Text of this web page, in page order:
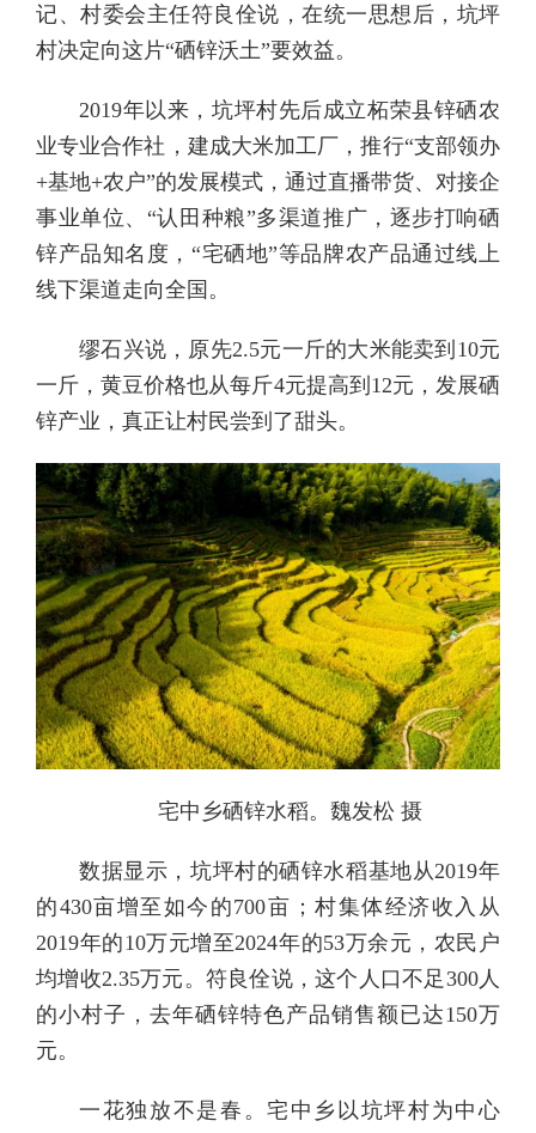
记、村委会主任符良佺说，在统一思想后，坑坪
村决定向这片“硒锌沃土”要效益。
2019年以来，坑坪村先后成立柘荣县锌硒农
业专业合作社，建成大米加工厂，推行“支部领办
+基地+农户”的发展模式，通过直播带货、对接企
事业单位、“认田种粮”多渠道推广，逐步打响硒
锌产品知名度，“宅硒地”等品牌农产品通过线上
线下渠道走向全国。
缪石兴说，原先2.5元一斤的大米能卖到10元
一斤，黄豆价格也从每斤4元提高到12元，发展硒
锌产业，真正让村民尝到了甜头。
宅中乡硒锌水稻。魏发松 摄
数据显示，坑坪村的硒锌水稻基地从2019年
的430亩增至如今的700亩；村集体经济收入从
2019年的10万元增至2024年的53万余元，农民户
均增收2.35万元。符良佺说，这个人口不足300人
的小村子，去年硒锌特色产品销售额已达150万
元。
一花独放不是春。宅中乡以坑坪村为中心